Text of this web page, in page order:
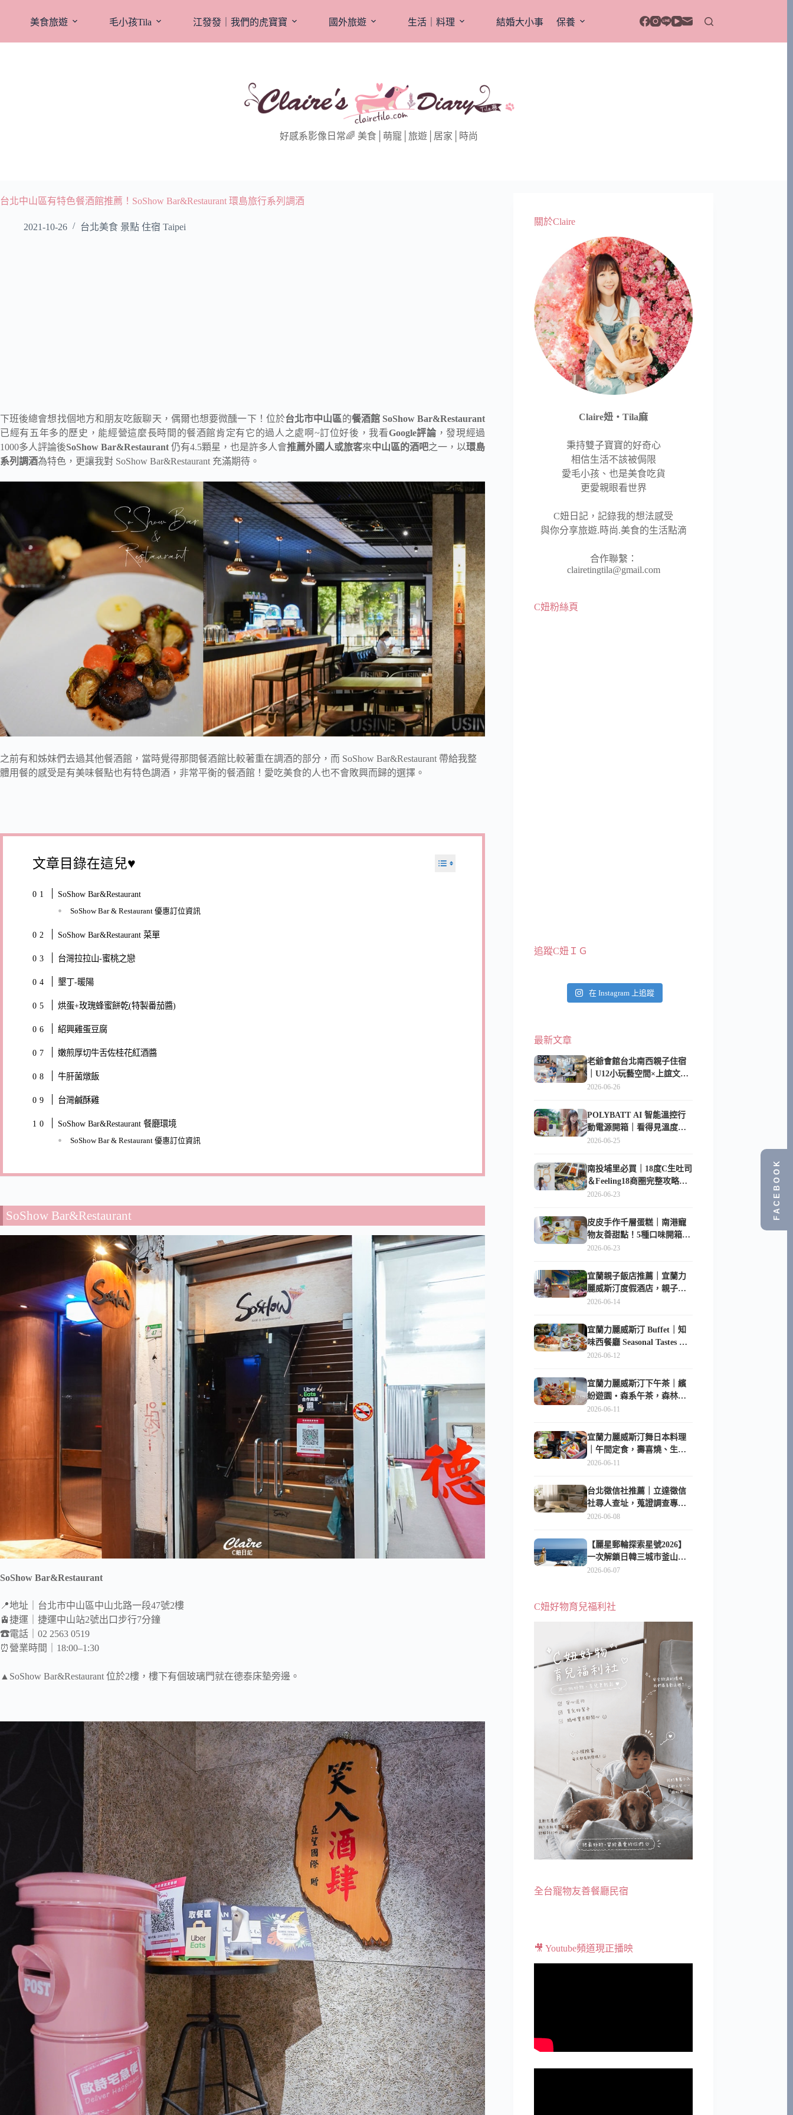
美食旅遊 毛小孩Tila 江發發｜我們的虎寶寶 國外旅遊 生活｜料理 結婚大小事 保養
好感系影像日常🌈 美食│萌寵│旅遊│居家│時尚
台北中山區有特色餐酒館推薦！SoShow Bar&Restaurant 環島旅行系列調酒
2021-10-26 台北美食 景點 住宿 Taipei
下班後總會想找個地方和朋友吃飯聊天，偶爾也想要微醺一下！位於台北市中山區的餐酒館 SoShow Bar&Restaurant
已經有五年多的歷史，能經營這麼長時間的餐酒館肯定有它的過人之處啊~訂位好後，我看Google評論 ，發現經過
1000多人評論後SoShow Bar&Restaurant仍有4.5顆星，也是許多人會推薦外國人或旅客來中山區的酒吧之一，以環島
系列調酒為特色，更讓我對 SoShow Bar&Restaurant 充滿期待。
之前有和姊妹們去過其他餐酒館，當時覺得那間餐酒館比較著重在調酒的部分，而 SoShow Bar&Restaurant 帶給我整
體用餐的感受是有美味餐點也有特色調酒，非常平衡的餐酒館！愛吃美食的人也不會敗興而歸的選擇。
文章目錄在這兒♥
SoShow Bar&Restaurant
SoShow Bar & Restaurant 優惠訂位資訊
SoShow Bar&Restaurant 菜單
台灣拉拉山-蜜桃之戀
墾丁-暖陽
烘蛋+玫瑰蜂蜜餅乾(特製番茄醬)
紹興雞蛋豆腐
嫩煎厚切牛舌佐桂花紅酒醬
牛肝菌燉飯
台灣鹹酥雞
SoShow Bar&Restaurant 餐廳環境
SoShow Bar & Restaurant 優惠訂位資訊
SoShow Bar&Restaurant
SoShow Bar&Restaurant
📍地址｜台北市中山區中山北路一段47號2樓
🚊捷運｜捷運中山站2號出口步行7分鐘
☎電話｜02 2563 0519
⏰營業時間｜18:00–1:30
▲SoShow Bar&Restaurant 位於2樓，樓下有個玻璃門就在德泰床墊旁邊。
關於Claire
Claire妞‧Tila麻
秉持雙子寶寶的好奇心
相信生活不該被侷限
愛毛小孩、也是美食吃貨
更愛親眼看世界
C妞日記，記錄我的想法感受
與你分享旅遊.時尚.美食的生活點滴
合作聯繫：
clairetingtila@gmail.com
C妞粉絲頁
追蹤C妞ＩＧ
在 Instagram 上追蹤
最新文章
老爺會館台北南西親子住宿
｜U12小玩藝空間×上誼文
化，暑假帶孩子這樣玩
2026-06-26
POLYBATT AI 智能溫控行
動電源開箱｜看得見溫度與
電量，外出更安心的
2026-06-25
南投埔里必買｜18度C生吐司
＆Feeling18商圈完整攻略，
在地人帶路這樣逛
2026-06-23
皮皮手作千層蛋糕｜南港寵
物友善甜點！5種口味開箱，
比Lady M便宜一半的台北隱
2026-06-23
宜蘭親子飯店推薦｜宜蘭力
麗威斯汀度假酒店，親子
房、Buffet、泳池、兒童俱樂
2026-06-14
宜蘭力麗威斯汀 Buffet｜知
味西餐廳 Seasonal Tastes 晚
餐早餐吃什麼？
2026-06-12
宜蘭力麗威斯汀下午茶｜繽
紛遊園・森系午茶，森林系
甜點超好拍
2026-06-11
宜蘭力麗威斯汀舞日本料理
｜午間定食，壽喜燒、生魚
片與日式包廂空間
2026-06-11
台北徵信社推薦｜立達徵信
社尋人查址，蒐證調查專家
陪你找回失聯的家人
2026-06-08
【麗星郵輪探索星號2026】
一次解鎖日韓三城市釜山、
長崎、那霸｜餐點升級、表
2026-06-07
C妞好物育兒福利社
全台寵物友善餐廳民宿
🎥 Youtube頻道現正播映
FACEBOOK